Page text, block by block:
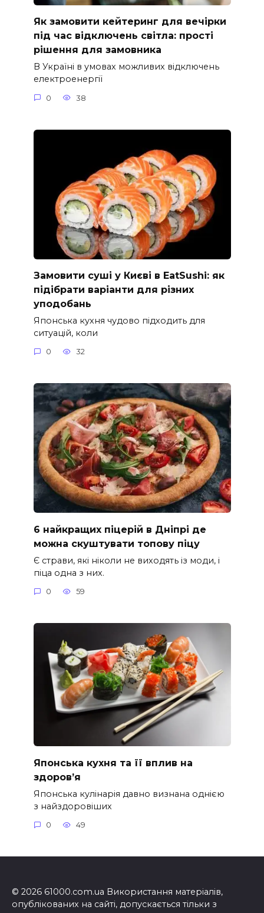
Як замовити кейтеринг для вечірки
під час відключень світла: прості
рішення для замовника
В Україні в умовах можливих відключень
електроенергії
0 38
Замовити суші у Києві в EatSushi: як
підібрати варіанти для різних
уподобань
Японська кухня чудово підходить для
ситуацій, коли
0 32
6 найкращих піцерій в Дніпрі де
можна скуштувати топову піцу
Є страви, які ніколи не виходять із моди, і
піца одна з них.
0 59
Японська кухня та її вплив на
здоров’я
Японська кулінарія давно визнана однією
з найздоровіших
0 49
© 2026 61000.com.ua Використання матеріалів,
опублікованих на сайті, допускається тільки з